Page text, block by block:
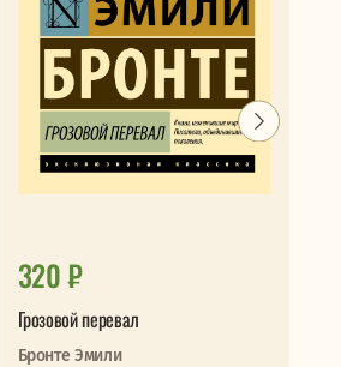
320 ₽
Грозовой перевал
Бронте Эмили